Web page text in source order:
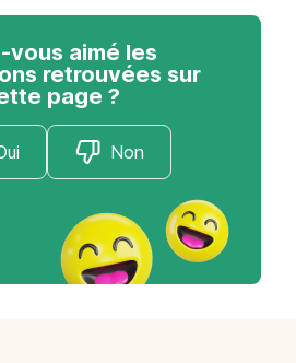
vous aimé les
retrouvées sur
page ?
Non